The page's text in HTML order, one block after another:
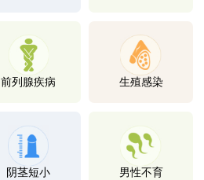
前列腺疾病 生殖感染
阴茎短小 男性不育